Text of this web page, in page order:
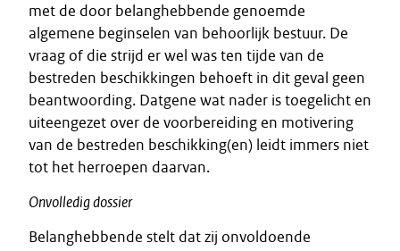
met de door belanghebbende genoemde
algemene beginselen van behoorlijk bestuur. De
vraag of die strijd er wel was ten tijde van de
bestreden beschikkingen behoeft in dit geval geen
beantwoording. Datgene wat nader is toegelicht en
uiteengezet over de voorbereiding en motivering
van de bestreden beschikking(en) leidt immers niet
tot het herroepen daarvan.
Onvolledig dossier
Belanghebbende stelt dat zij onvoldoende